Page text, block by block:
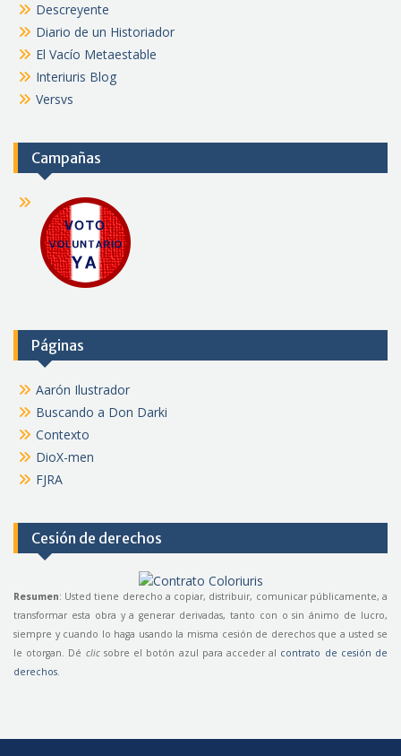
Descreyente
Diario de un Historiador
El Vacío Metaestable
Interiuris Blog
Versvs
Campañas
Páginas
Aarón Ilustrador
Buscando a Don Darki
Contexto
DioX-men
FJRA
Cesión de derechos
Resumen: Usted tiene derecho a copiar, distribuir, comunicar públicamente, a
transformar esta obra y a generar derivadas, tanto con o sin ánimo de lucro,
siempre y cuando lo haga usando la misma cesión de derechos que a usted se
le otorgan. Dé clicsobre el botón azul para acceder al contrato de cesión de
derechos